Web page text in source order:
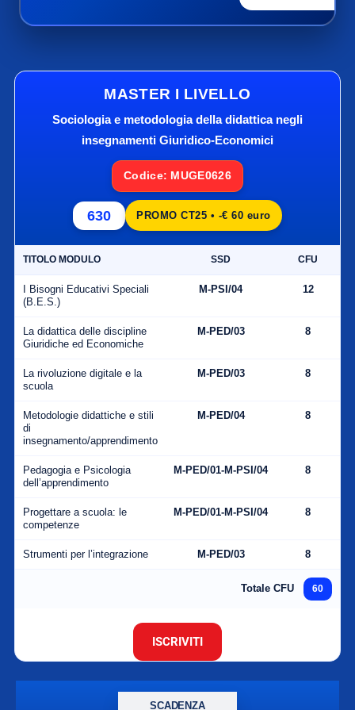
MASTER I LIVELLO
Sociologia e metodologia della didattica negli
insegnamenti Giuridico-Economici
Codice: MUGE0626
630 PROMO CT25 • -€ 60 euro
TITOLO MODULO SSD CFU
I Bisogni Educativi Speciali
(B.E.S.)
M-PSI/04 12
La didattica delle discipline
Giuridiche ed Economiche
M-PED/03 8
La rivoluzione digitale e la
scuola
M-PED/03 8
Metodologie didattiche e stili
di
insegnamento/apprendimento
M-PED/04 8
Pedagogia e Psicologia
dell’apprendimento
M-PED/01-M-PSI/04 8
Progettare a scuola: le
competenze
M-PED/01-M-PSI/04 8
Strumenti per l’integrazione M-PED/03 8
Totale CFU 60
ISCRIVITI
SCADENZA